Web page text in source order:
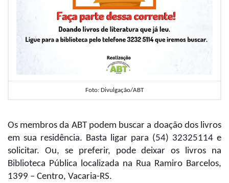
Foto: Divulgação/ABT
Os membros da ABT podem buscar a doação dos livros
em sua residência. Basta ligar para (54) 32325114 e
solicitar. Ou, se preferir, pode deixar os livros na
Biblioteca Pública localizada na Rua Ramiro Barcelos,
1399 – Centro, Vacaria-RS.